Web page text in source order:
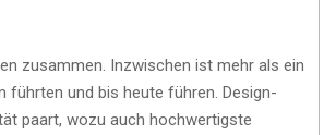
zusammen. Inzwischen ist mehr als ein
führten und bis heute führen. Design-
paart, wozu auch hochwertigste